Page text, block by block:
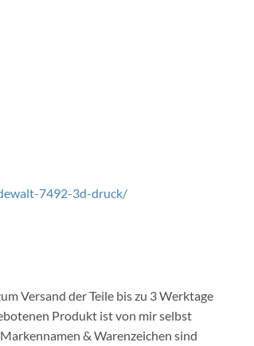
7492-3d-druck/
Versand der Teile bis zu 3 Werktage
Produkt ist von mir selbst
& Warenzeichen sind